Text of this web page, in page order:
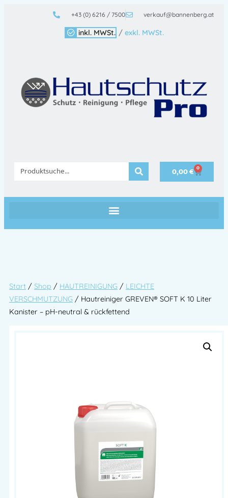
+43 (0) 6216 / 7500 verkauf@bannenberg.at
inkl. MWSt. / exkl. MWSt.
0,00€ 0
Start / Shop / HAUTREINIGUNG / LEICHTE
VERSCHMUTZUNG / Hautreiniger GREVEN® SOFT K 10 Liter
Kanister – pH-neutral & rückfettend